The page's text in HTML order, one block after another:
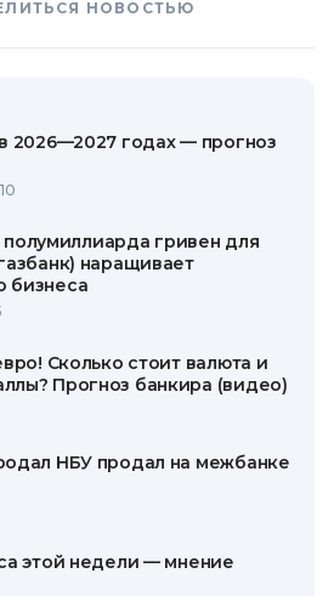
НОВОСТЬЮ
2026—2027 годах — прогноз
гривен для
наращивает
бизнеса
Сколько стоит валюта и
Прогноз банкира (видео)
НБУ продал на межбанке
этой недели — мнение